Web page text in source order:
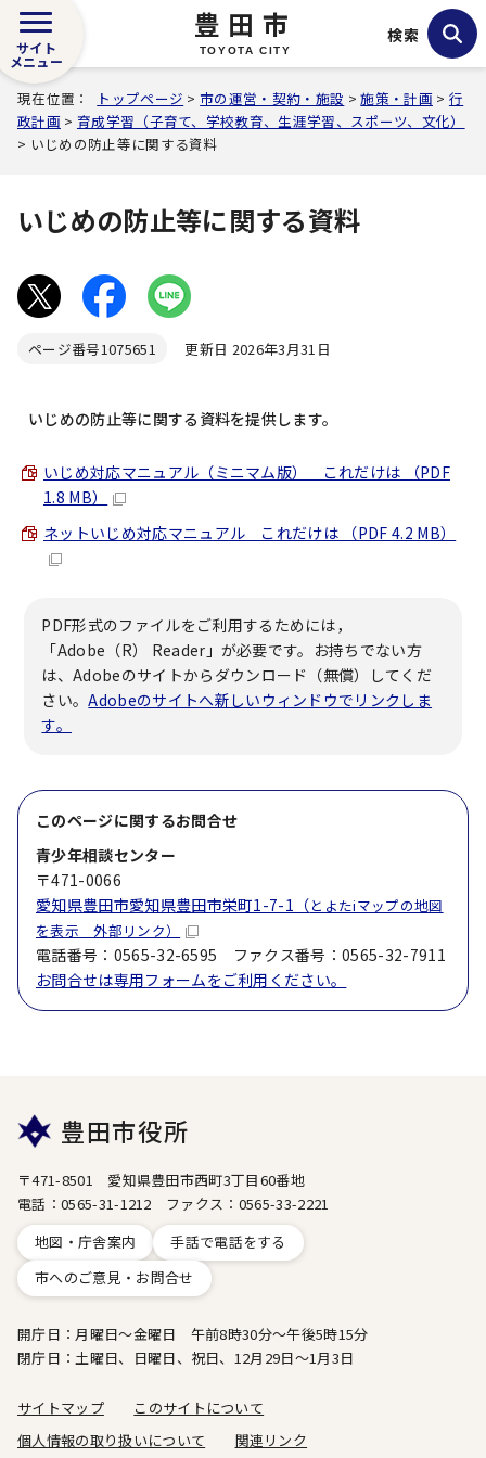
豊田市
TOYOTA CITY
サイト
メニュー
検索
現在位置： トップページ >市の運営・契約・施設 >施策・計画> 行
政計画> 育成学習（子育て、学校教育、生涯学習、スポーツ、文化）
> いじめの防止等に関する資料
いじめの防止等に関する資料
ページ番号1075651 更新日 2026年3月31日
いじめの防止等に関する資料を提供します。
いじめ対応マニュアル（ミニマム版） これだけは （PDF
1.8 MB）
ネットいじめ対応マニュアル これだけは （PDF 4.2 MB）
PDF形式のファイルをご利用するためには，
「Adobe（R） Reader」が必要です。お持ちでない方
は、Adobeのサイトからダウンロード（無償）してくだ
さい。Adobeのサイトへ新しいウィンドウでリンクしま
す。
このページに関するお問合せ
青少年相談センター
〒471-0066
愛知県豊田市愛知県豊田市栄町1-7-1（とよたiマップの地図
を表示 外部リンク）
電話番号：0565-32-6595 ファクス番号：0565-32-7911
お問合せは専用フォームをご利用ください。
豊田市役所
〒471-8501 愛知県豊田市西町3丁目60番地
電話：0565-31-1212 ファクス：0565-33-2221
地図・庁舎案内
手話で電話をする
市へのご意見・お問合せ
開庁日：月曜日～金曜日 午前8時30分～午後5時15分
閉庁日：土曜日、日曜日、祝日、12月29日～1月3日
サイトマップ
このサイトについて
個人情報の取り扱いについて
関連リンク